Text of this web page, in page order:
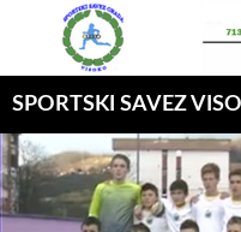
SPORTSKI SAVEZ